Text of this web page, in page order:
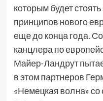
которым будет
принципов нового
еще до конца года.
канцлера по
Майер-Ландрут
в этом партнеров
«Немецкая волна»